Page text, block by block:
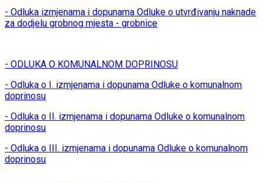
- Odluka izmjenama i dopunama Odluke o utvrđivanju naknade
za dodjelu grobnog mjesta - grobnice
- ODLUKA O KOMUNALNOM DOPRINOSU
- Odluka o I. izmjenama i dopunama Odluke o komunalnom
doprinosu
- Odluka o II. izmjenama i dopunama Odluke o komunalnom
doprinosu
- Odluka o III. izmjenama i dopunama Odluke o komunalnom
doprinosu